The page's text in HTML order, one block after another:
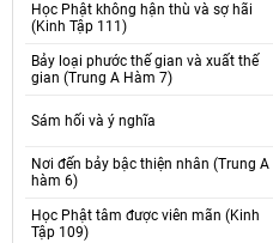
Học Phật không hận thù và sợ hãi
(Kinh Tập 111)
Bảy loại phước thế gian và xuất thế
gian (Trung A Hàm 7)
Sám hối và ý nghĩa
Nơi đến bảy bậc thiện nhân (Trung A
hàm 6)
Học Phật tâm được viên mãn (Kinh
Tập 109)